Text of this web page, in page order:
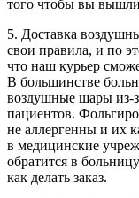
того чтобы вы
5. Доставка
свои правила, и по
что наш курьер
В большинстве
воздушные шары из-
пациентов.
не аллергенны и их
в медицинские
обратится в
как делать заказ.